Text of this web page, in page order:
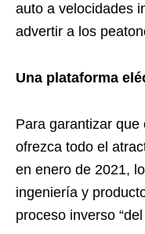
auto a velocidades
advertir a los
Una plataforma
Para garantizar
ofrezca todo el
en enero de 2021,
ingeniería y
proceso inverso